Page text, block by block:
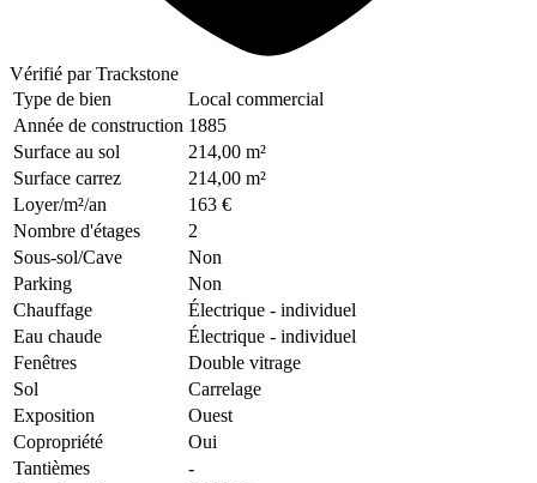
Vérifié par Trackstone
Type de bien
Local commercial
Année de construction 1885
Surface au sol
214,00 m²
Surface carrez
214,00 m²
Loyer/m²/an
163 €
Nombre d'étages
2
Sous-sol/Cave
Non
Parking
Non
Chauffage
Électrique - individuel
Eau chaude
Électrique - individuel
Fenêtres
Double vitrage
Sol
Carrelage
Exposition
Ouest
Copropriété
Oui
Tantièmes
-